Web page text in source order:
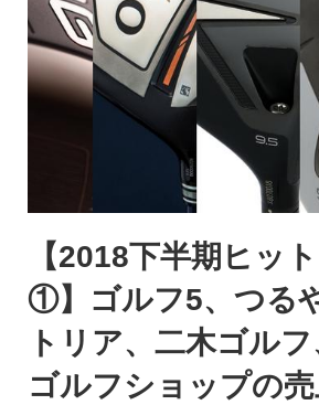
【2018下半期ヒッ
①】ゴルフ5、つる
トリア、二木ゴルフ
ゴルフショップの